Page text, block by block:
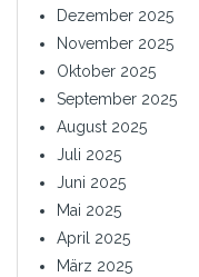
Dezember 2025
November 2025
Oktober 2025
September 2025
August 2025
Juli 2025
Juni 2025
Mai 2025
April 2025
März 2025